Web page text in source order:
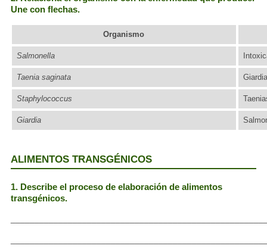
Une con flechas.
Organismo
Salmonella
Taenia saginata
Staphylococcus
Giardia
ALIMENTOS TRANSGÉNICOS
1. Describe el proceso de elaboración de alimentos
transgénicos.